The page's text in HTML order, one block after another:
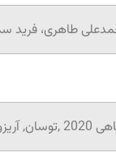
طاهری، فرید